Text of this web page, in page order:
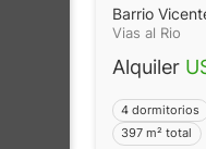
Barrio
Vias al Rio
Alquiler
4 dormitorios
397 m² total